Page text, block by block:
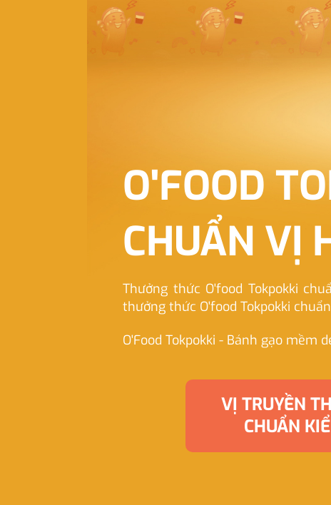
O'FOOD
CHUẨN VỊ
Thưởng thức O'food Tokpokki
thưởng thức O'food Tokpokki
O'Food Tokpokki - Bánh gạo mềm
VỊ TRUYỀN
CHUẨN